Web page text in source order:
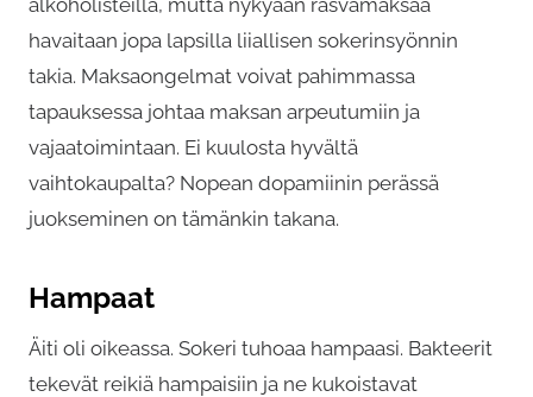
havaitaan jopa lapsilla liiallisen sokerinsyönnin
takia. Maksaongelmat voivat pahimmassa
tapauksessa johtaa maksan arpeutumiin ja
vajaatoimintaan. Ei kuulosta hyvältä
vaihtokaupalta? Nopean dopamiinin perässä
juokseminen on tämänkin takana.
Hampaat
Äiti oli oikeassa. Sokeri tuhoaa hampaasi. Bakteerit
tekevät reikiä hampaisiin ja ne kukoistavat